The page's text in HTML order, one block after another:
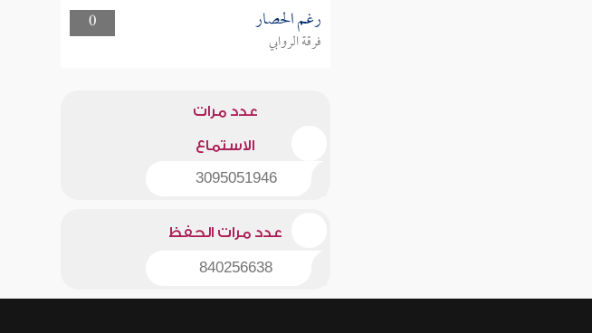
0
رغم الحصار
فرقة الروابي
عدد مرات
الاستماع
3095051946
عدد مرات الحفظ
840256638